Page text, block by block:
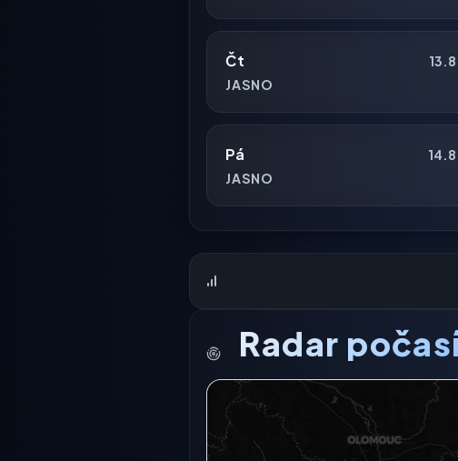
Čt
JASNO
Pá
JASNO
Radar